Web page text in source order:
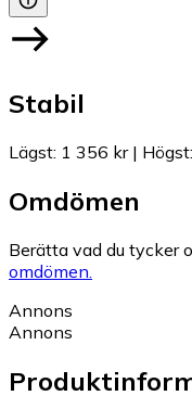
Stabil
Lägst: 1 356 kr| Högst:
Omdömen
Berätta vad du tycker
omdömen.
Annons
Annons